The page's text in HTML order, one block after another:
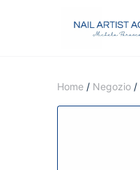
Home / Negozio /